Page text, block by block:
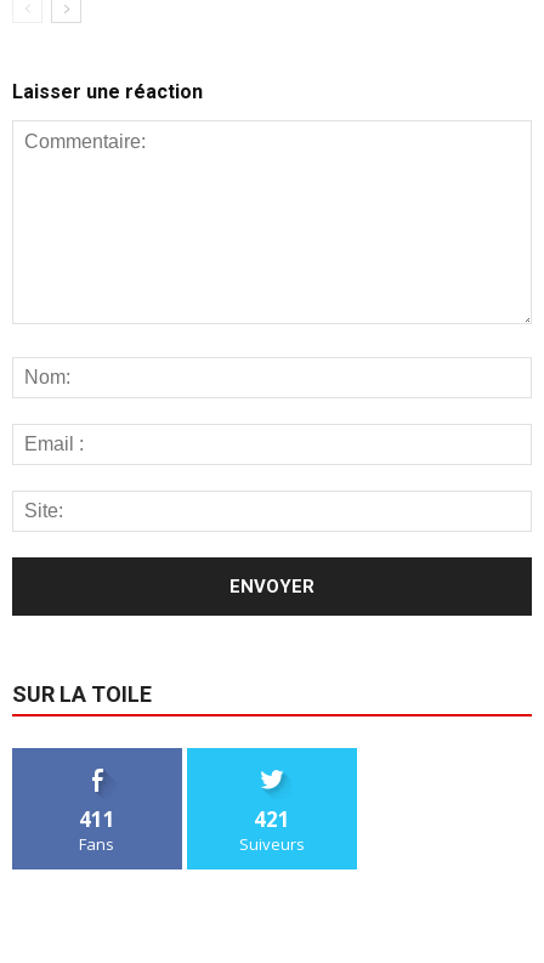
Laisser une réaction
SUR LA TOILE
411
Fans
421
Suiveurs